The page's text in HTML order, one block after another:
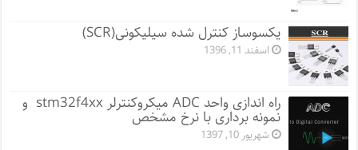
یکسوساز کنترل شده سیلیکونی(SCR)
اسفند 11, 1396
راه اندازی واحد ADC میکروکنترلر stm32f4xx و
نمونه برداری با نرخ مشخص
شهریور 10, 1397